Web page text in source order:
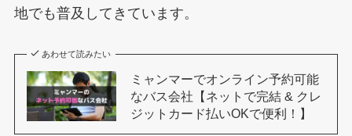
地でも普及してきています。
あわせて読みたい
ミャンマーでオンライン予約可能
なバス会社【ネットで完結 & クレ
ジットカード払いOKで便利！】